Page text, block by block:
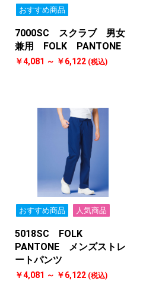
おすすめ商品
7000SC スクラブ 男女
兼用 FOLK PANTONE
￥4,081 ～ ￥6,122 (税込)
おすすめ商品 人気商品
5018SC FOLK
PANTONE メンズストレ
ートパンツ
￥4,081 ～ ￥6,122 (税込)